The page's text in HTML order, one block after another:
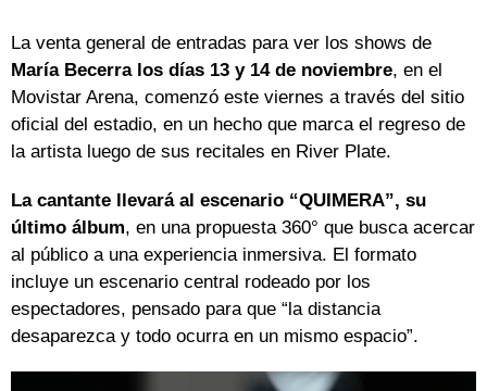
La venta general de entradas para ver los shows de
María Becerra los días 13 y 14 de noviembre, en el
Movistar Arena, comenzó este viernes a través del sitio
oficial del estadio, en un hecho que marca el regreso de
la artista luego de sus recitales en River Plate.
La cantante llevará al escenario “QUIMERA”, su
último álbum, en una propuesta 360° que busca acercar
al público a una experiencia inmersiva. El formato
incluye un escenario central rodeado por los
espectadores, pensado para que “la distancia
desaparezca y todo ocurra en un mismo espacio”.